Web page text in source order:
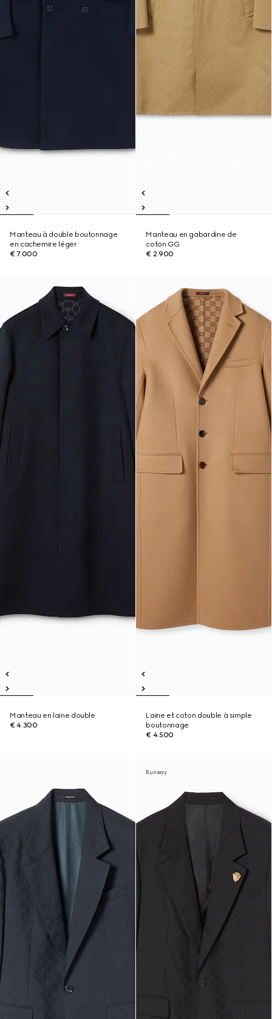
Manteau à double boutonnage
en cachemire léger
€ 7.000
Manteau en gabardine de
coton GG
€ 2.900
Manteau en laine double
€ 4.300
Laine et coton double à simple
boutonnage
€ 4.500
Runway